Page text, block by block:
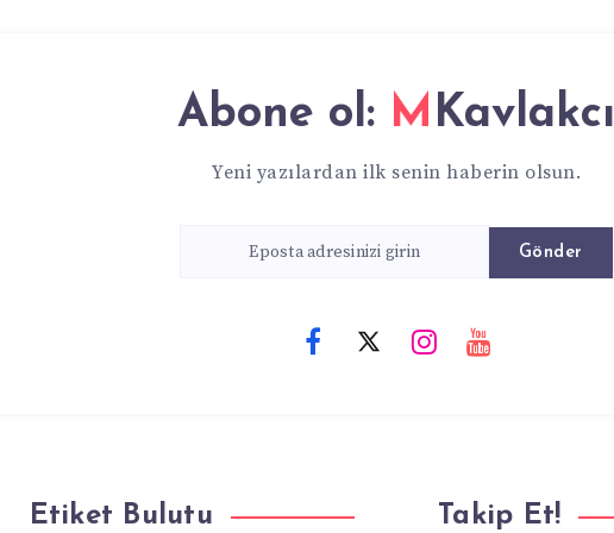
Abone ol: MKavlakcı
Yeni yazılardan ilk senin haberin olsun.
Gönder
Etiket Bulutu Takip Et!